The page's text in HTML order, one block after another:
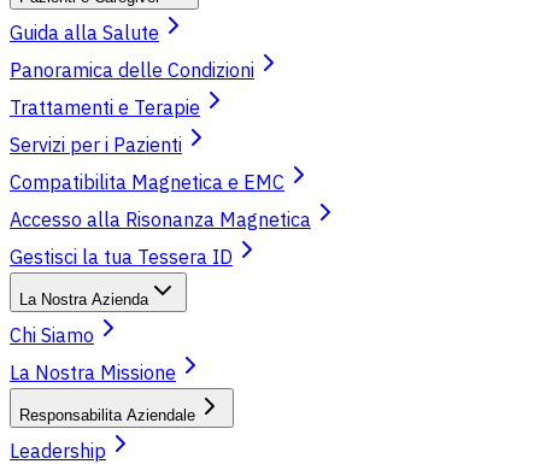
Guida alla Salute
Panoramica delle Condizioni
Trattamenti e Terapie
Servizi per i Pazienti
Compatibilita Magnetica e EMC
Accesso alla Risonanza Magnetica
Gestisci la tua Tessera ID
La Nostra Azienda
Chi Siamo
La Nostra Missione
Responsabilita Aziendale
Leadership